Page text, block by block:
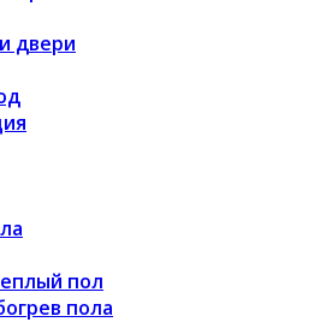
двери
пол
пола